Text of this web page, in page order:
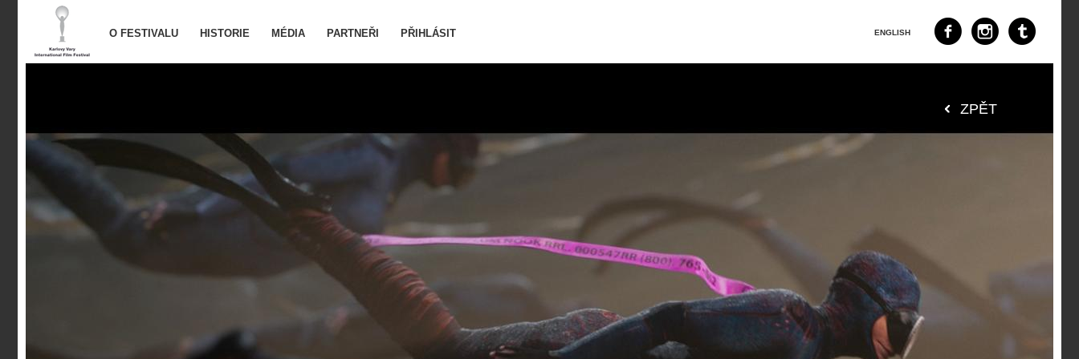
O FESTIVALU HISTORIE MÉDIA PARTNEŘI PŘIHLÁSIT ENGLISH
ZPĚT